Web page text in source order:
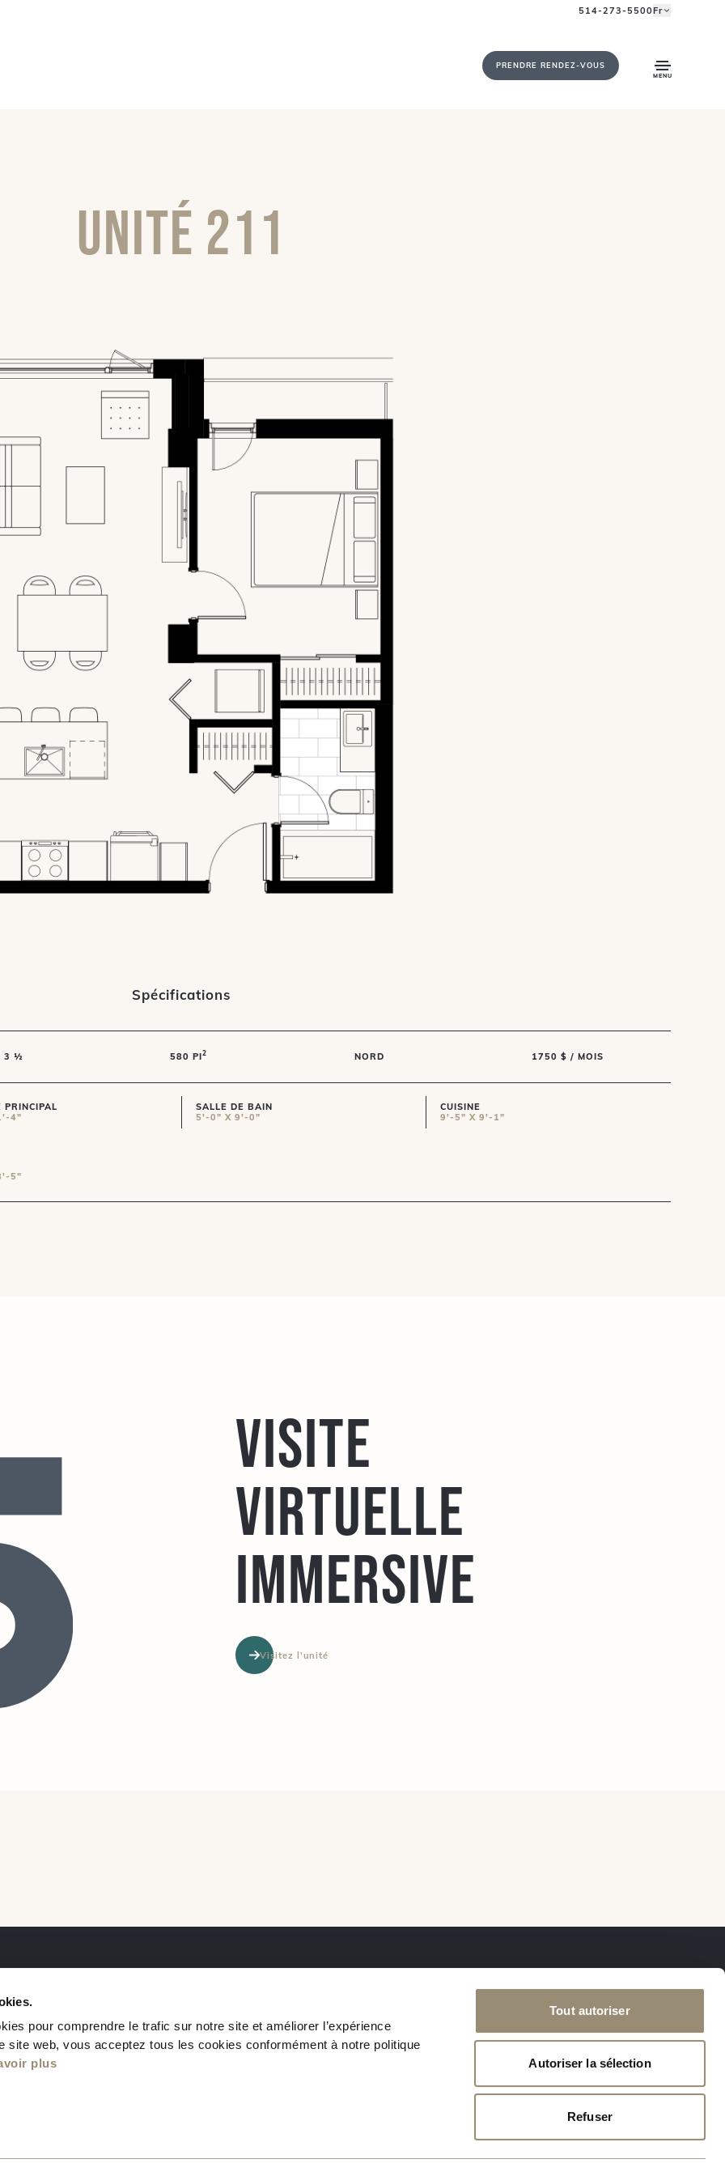
pour comprendre le trafic sur notre site et améliorer l’expérience
site web, vous acceptez tous les cookies conformément à notre politique
plus
Tout autoriser
Autoriser la sélection
Refuser
514-273-5500Fr
PRENDRE RENDEZ-VOUS
MENU
Unité 211
Spécifications
3 ½ 580 PI2 NORD 1750 $ / MOIS
PRINCIPAL
4"
SALLE DE BAIN
5'-0" X 9'-0"
CUISINE
9'-5" X 9'-1"
5"
Visite
virtuelle
immersive
Visitez l'unité
PRENDRE RENDEZ-VOUS